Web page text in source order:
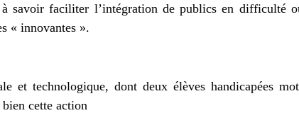
à savoir faciliter l’intégration de publics en difficulté
« innovantes ».
et technologique, dont deux élèves handicapées
cette action